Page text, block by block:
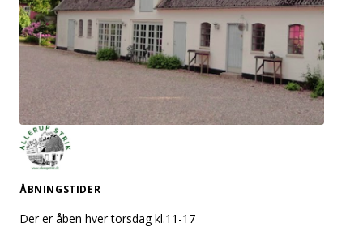
ÅBNINGSTIDER
Der er åben hver torsdag kl.11-17